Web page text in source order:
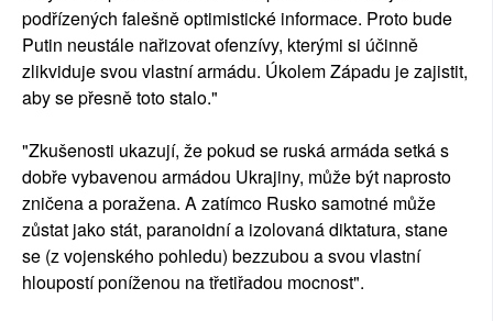
podřízených falešně optimistické informace. Proto bude
Putin neustále nařizovat ofenzívy, kterými si účinně
zlikviduje svou vlastní armádu. Úkolem Západu je zajistit,
aby se přesně toto stalo."
"Zkušenosti ukazují, že pokud se ruská armáda setká s
dobře vybavenou armádou Ukrajiny, může být naprosto
zničena a poražena. A zatímco Rusko samotné může
zůstat jako stát, paranoidní a izolovaná diktatura, stane
se (z vojenského pohledu) bezzubou a svou vlastní
hloupostí poníženou na třetiřadou mocnost".